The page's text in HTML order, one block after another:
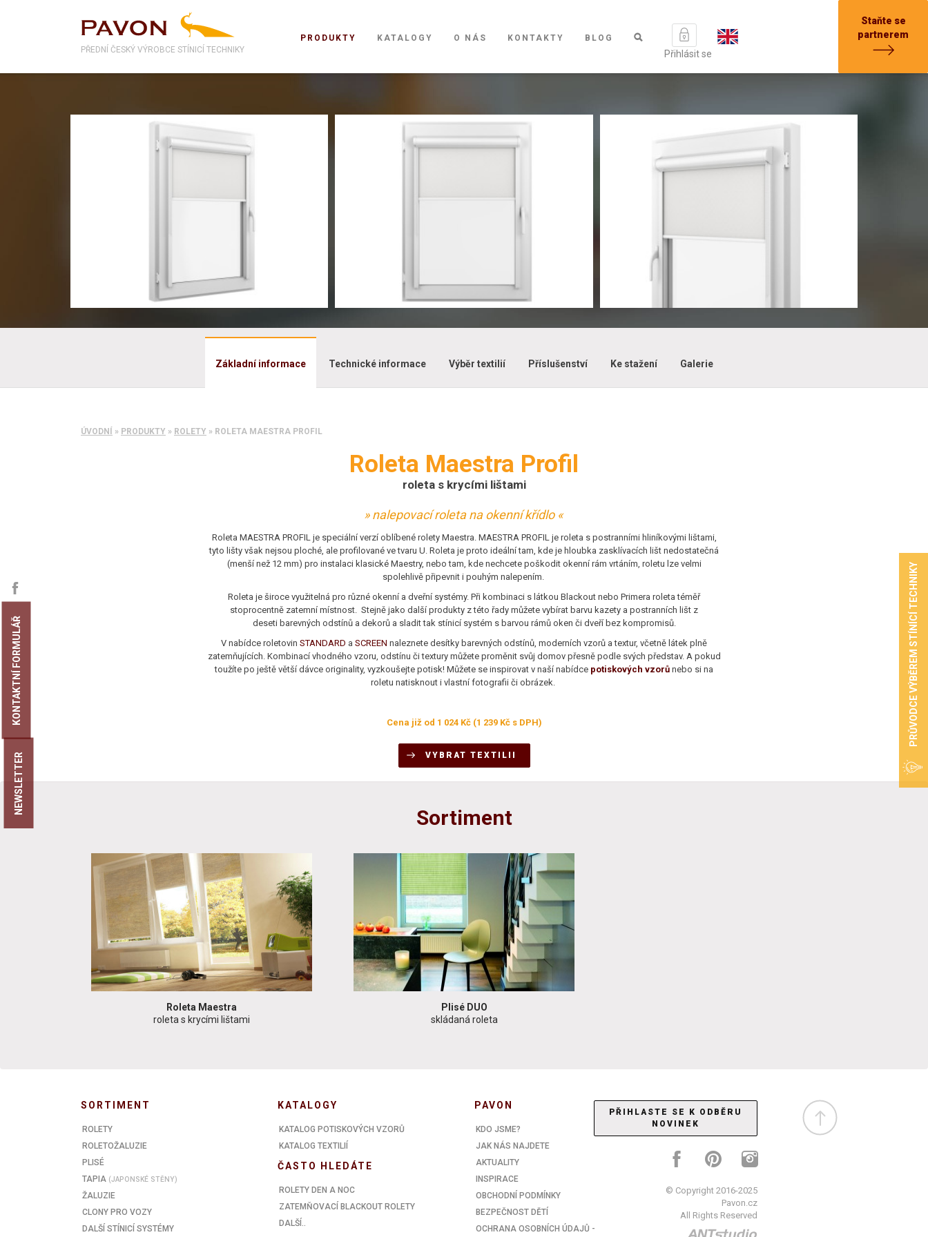
Staňte se
partnerem
PŘEDNÍ ČESKÝ VÝROBCE STÍNICÍ TECHNIKY
PRODUKTY KATALOGY O NÁS KONTAKTY BLOG
Přihlásit se
Základní informace Technické informace Výběr textilií Příslušenství Ke stažení Galerie
ÚVODNÍ » PRODUKTY » ROLETY » ROLETA MAESTRA PROFIL
Roleta Maestra Profil
roleta s krycími lištami
» nalepovací roleta na okenní křídlo «
Roleta MAESTRA PROFIL je speciální verzí oblíbené rolety Maestra. MAESTRA PROFIL je roleta s postranními hliníkovými lištami,
tyto lišty však nejsou ploché, ale profilované ve tvaru U. Roleta je proto ideální tam, kde je hloubka zasklívacích lišt nedostatečná
(menší než 12 mm) pro instalaci klasické Maestry, nebo tam, kde nechcete poškodit okenní rám vrtáním, roletu lze velmi
spolehlivě připevnit i pouhým nalepením.
Roleta je široce využitelná pro různé okenní a dveřní systémy. Při kombinaci s látkou Blackout nebo Primera roleta téměř
stoprocentně zatemní místnost. Stejně jako další produkty z této řady můžete vybírat barvu kazety a postranních lišt z
deseti barevných odstínů a dekorů a sladit tak stínicí systém s barvou rámů oken či dveří bez kompromisů.
V nabídce roletovin STANDARD a SCREEN naleznete desítky barevných odstínů, moderních vzorů a textur, včetně látek plně
zatemňujících. Kombinací vhodného vzoru, odstínu či textury můžete proměnit svůj domov přesně podle svých představ. A pokud
toužíte po ještě větší dávce originality, vyzkoušejte potisk! Můžete se inspirovat v naší nabídce potiskových vzorů nebo si na
roletu natisknout i vlastní fotografii či obrázek.
Cena již od 1 024 Kč (1 239 Kč s DPH)
VYBRAT TEXTILII
Sortiment
Roleta Maestra
roleta s krycími lištami
Plisé DUO
skládaná roleta
SORTIMENT
ROLETY
ROLETOŽALUZIE
PLISÉ
TAPIA (JAPONSKÉ STĚNY)
ŽALUZIE
CLONY PRO VOZY
DALŠÍ STÍNICÍ SYSTÉMY
KATALOGY
KATALOG POTISKOVÝCH VZORŮ
KATALOG TEXTILIÍ
ČASTO HLEDÁTE
ROLETY DEN A NOC
ZATEMŇOVACÍ BLACKOUT ROLETY
DALŠÍ..
PAVON
KDO JSME?
JAK NÁS NAJDETE
AKTUALITY
INSPIRACE
OBCHODNÍ PODMÍNKY
BEZPEČNOST DĚTÍ
OCHRANA OSOBNÍCH ÚDAJŮ -
PŘIHLASTE SE K ODBĚRU
NOVINEK
© Copyright 2016-2025
Pavon.cz
All Rights Reserved
KONTAKTNÍ FORMULÁŘ
NEWSLETTER
PRŮVODCE VÝBĚREM STÍNÍCÍ TECHNIKY